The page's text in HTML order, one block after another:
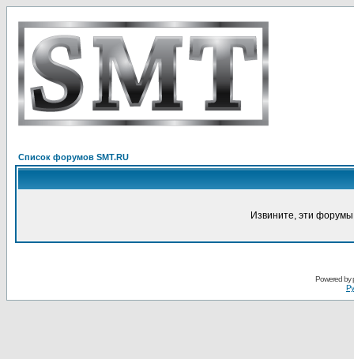
Список форумов SMT.RU
Извините, эти
Powered by